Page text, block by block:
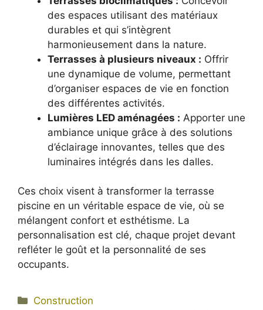
des espaces utilisant des matériaux
durables et qui s’intègrent
harmonieusement dans la nature.
Terrasses à plusieurs niveaux : Offrir
une dynamique de volume, permettant
d’organiser espaces de vie en fonction
des différentes activités.
Lumières LED aménagées : Apporter une
ambiance unique grâce à des solutions
d’éclairage innovantes, telles que des
luminaires intégrés dans les dalles.
Ces choix visent à transformer la terrasse
piscine en un véritable espace de vie, où se
mélangent confort et esthétisme. La
personnalisation est clé, chaque projet devant
refléter le goût et la personnalité de ses
occupants.
Catégories
Construction